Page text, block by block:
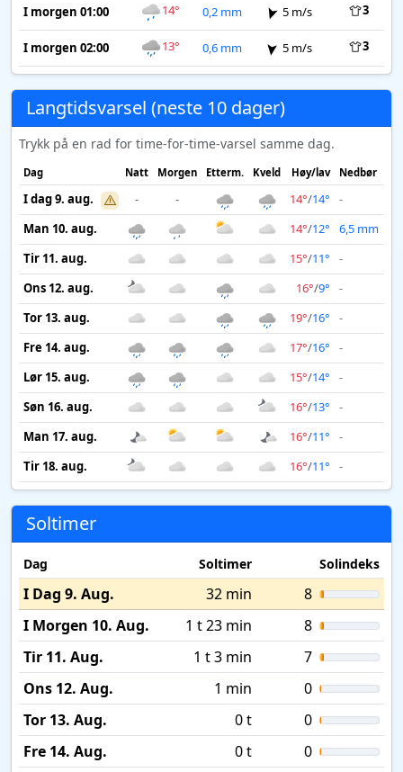
I morgen 01:00 14° 0,2 mm 5 m/s 3
I morgen 02:00 13° 0,6 mm 5 m/s 3
Langtidsvarsel (neste 10 dager)
Trykk på en rad for time-for-time-varsel samme dag.
Dag Natt Morgen Etterm. Kveld Høy/lav Nedbør
I dag 9. aug. - - 14°/14°
-
Man 10. aug.
14°/12°
6,5 mm
Tir 11. aug.
15°/11°
-
Ons 12. aug.
16°/9°
-
Tor 13. aug.
19°/16°
-
Fre 14. aug.
17°/16°
-
Lør 15. aug.
15°/14°
-
Søn 16. aug.
16°/13°
-
Man 17. aug.
16°/11°
-
Tir 18. aug.
16°/11° -
Soltimer
Dag Soltimer Solindeks
I Dag 9. Aug. 32 min
8
I Morgen 10. Aug.
1 t 23 min
8
Tir 11. Aug.
1 t 3 min
7
Ons 12. Aug.
1 min
0
Tor 13. Aug.
0 t
0
Fre 14. Aug.
0 t
0